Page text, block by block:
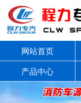
网站首页
产品中心